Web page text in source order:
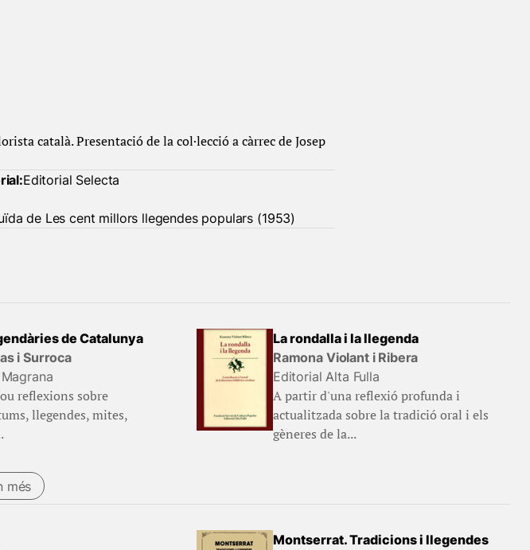
català. Presentació de la col·lecció a càrrec de Josep
Editorial Selecta
de Les cent millors llegendes populars (1953)
de Catalunya
i Surroca
reflexions sobre
llegendes, mites,
La rondalla i la llegenda
Ramona Violant i Ribera
Editorial Alta Fulla
A partir d'una reflexió profunda i
actualitzada sobre la tradició oral i els
gèneres de la...
més
Montserrat. Tradicions i llegendes